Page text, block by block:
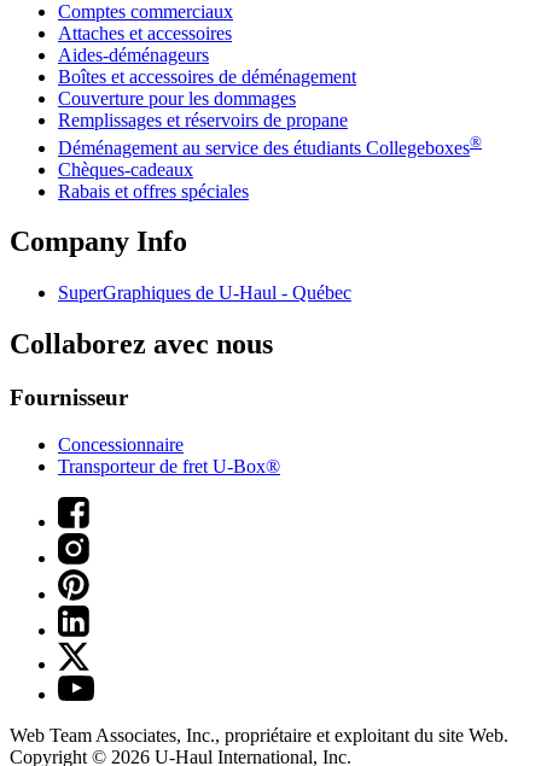
Comptes commerciaux
Attaches et accessoires
Aides-déménageurs
Boîtes et accessoires de déménagement
Couverture pour les dommages
Remplissages et réservoirs de propane
Déménagement au service des étudiants Collegeboxes®
Chèques-cadeaux
Rabais et offres spéciales
Company Info
SuperGraphiques de U-Haul - Québec
Collaborez avec nous
Fournisseur
Concessionnaire
Transporteur de fret U-Box®
Web Team Associates, Inc., propriétaire et exploitant du site Web.
Copyright © 2026 U-Haul International, Inc.